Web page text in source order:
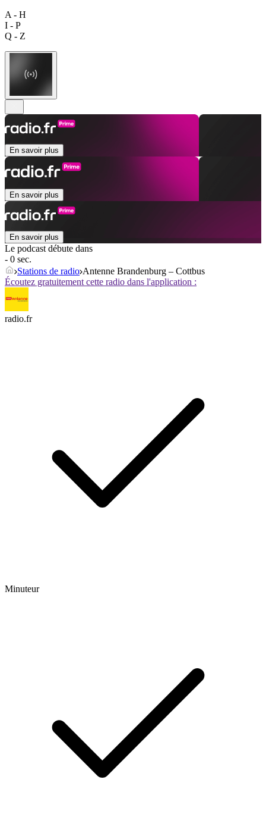
A - H
I - P
Q - Z
En savoir plus
En savoir plus
En savoir plus
Le podcast débute dans
- 0 sec.
Stations de radio Antenne Brandenburg – Cottbus
Écoutez gratuitement cette radio dans l'application :
radio.fr
Minuteur